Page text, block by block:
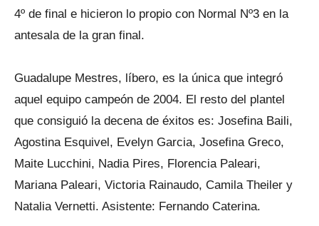
4º de final e hicieron lo propio con Normal Nº3 en la
antesala de la gran final.
Guadalupe Mestres, líbero, es la única que integró
aquel equipo campeón de 2004. El resto del plantel
que consiguió la decena de éxitos es: Josefina Baili,
Agostina Esquivel, Evelyn Garcia, Josefina Greco,
Maite Lucchini, Nadia Pires, Florencia Paleari,
Mariana Paleari, Victoria Rainaudo, Camila Theiler y
Natalia Vernetti. Asistente: Fernando Caterina.